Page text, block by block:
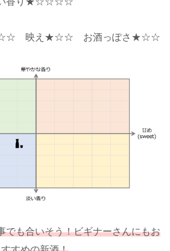
映え★☆☆ お酒っぽさ★☆☆
でも合いそう！ビギナーさんにもお